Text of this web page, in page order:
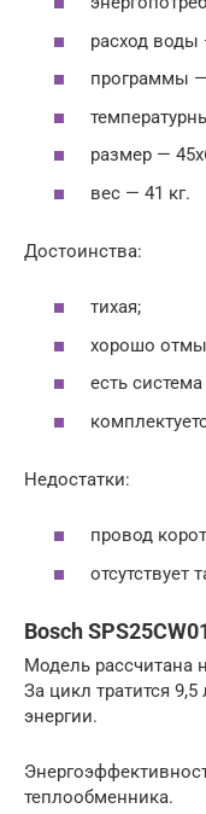
расход воды
программы
размер —
вес — 41 кг.
Достоинства:
тихая;
хорошо
есть
Недостатки:
провод
отсутствует
Bosch
Модель рассчитана
За цикл тратится
энергии.
теплообменника.